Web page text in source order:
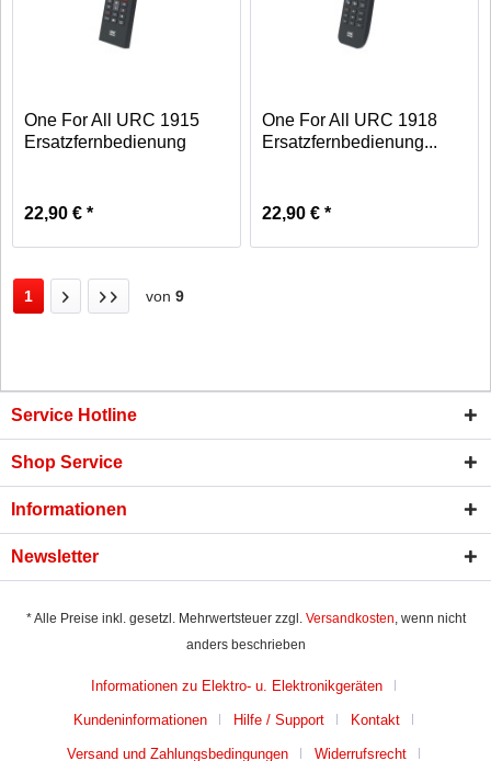
One For All URC 1915
Ersatzfernbedienung
22,90 € *
One For All URC 1918
Ersatzfernbedienung...
22,90 € *
1 von 9
Service Hotline
Shop Service
Informationen
Newsletter
* Alle Preise inkl. gesetzl. Mehrwertsteuer zzgl. Versandkosten , wenn nicht
anders beschrieben
Informationen zu Elektro- u. Elektronikgeräten
Kundeninformationen Hilfe / Support Kontakt
Versand und Zahlungsbedingungen Widerrufsrecht